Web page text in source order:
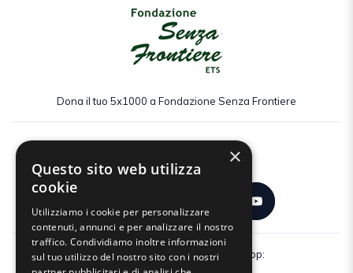
Dona il tuo 5x1000 a Fondazione Senza Frontiere
Scarica gratuitamente la nostra app:
×
Questo sito web utilizza
cookie
Utilizziamo i cookie per personalizzare
contenuti, annunci e per analizzare il nostro
traffico. Condividiamo inoltre informazioni
sul tuo utilizzo del nostro sito con i nostri